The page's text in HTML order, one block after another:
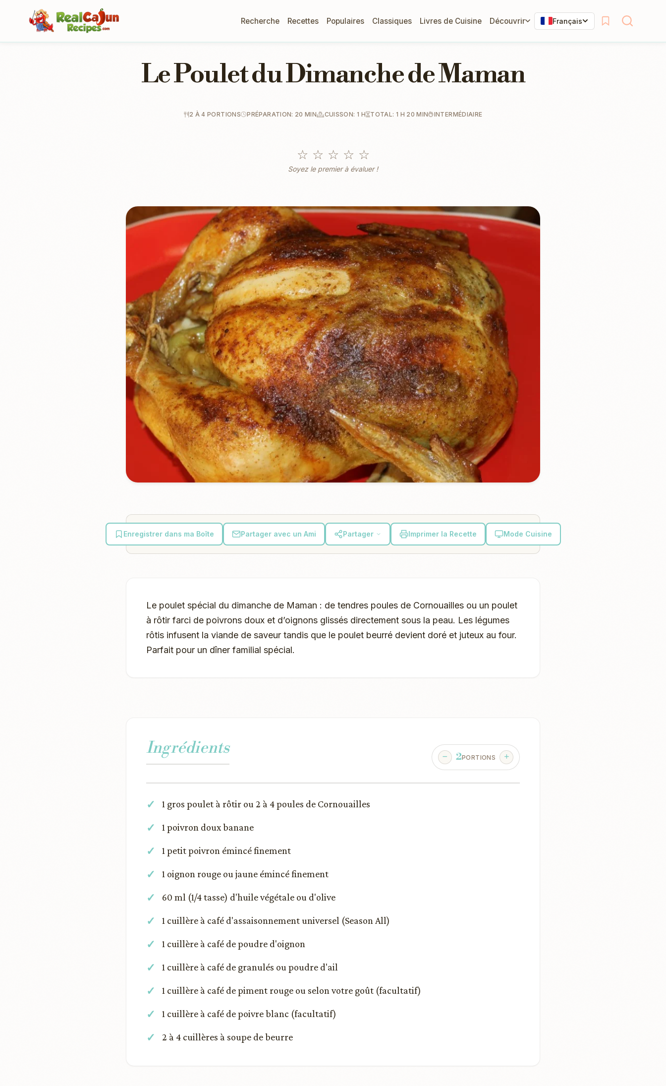
Recherche Recettes Populaires Classiques Livres de Cuisine Découvrir Français
Le Poulet du Dimanche de Maman
2 À 4 PORTIONS PRÉPARATION: 20 MIN CUISSON: 1 H TOTAL: 1 H 20 MIN INTERMÉDIAIRE
☆ ☆ ☆ ☆ ☆
Soyez le premier à évaluer !
Enregistrer dans ma Boîte Partager avec un Ami Partager Imprimer la Recette Mode Cuisine
Le poulet spécial du dimanche de Maman : de tendres poules de Cornouailles ou un poulet
à rôtir farci de poivrons doux et d’oignons glissés directement sous la peau. Les légumes
rôtis infusent la viande de saveur tandis que le poulet beurré devient doré et juteux au four.
Parfait pour un dîner familial spécial.
Ingrédients 2PORTIONS
1 gros poulet à rôtir ou 2 à 4 poules de Cornouailles
1 poivron doux banane
1 petit poivron émincé finement
1 oignon rouge ou jaune émincé finement
60 ml (1/4 tasse) d'huile végétale ou d'olive
1 cuillère à café d'assaisonnement universel (Season All)
1 cuillère à café de poudre d'oignon
1 cuillère à café de granulés ou poudre d'ail
1 cuillère à café de piment rouge ou selon votre goût (facultatif)
1 cuillère à café de poivre blanc (facultatif)
2 à 4 cuillères à soupe de beurre